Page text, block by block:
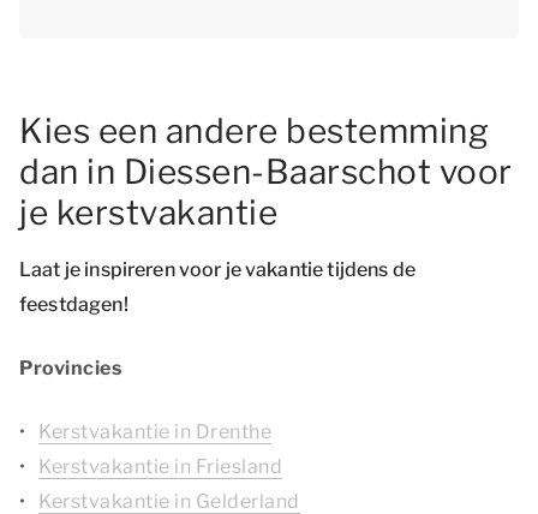
Kies een andere bestemming
dan in Diessen-Baarschot voor
je kerstvakantie
Laat je inspireren voor je vakantie tijdens de
feestdagen!
Provincies
Kerstvakantie in Drenthe
Kerstvakantie in Friesland
Kerstvakantie in Gelderland